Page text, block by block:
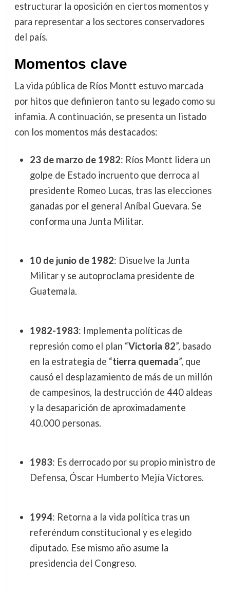
estructurar la oposición en ciertos momentos y
para representar a los sectores conservadores
del país.
Momentos clave
La vida pública de Ríos Montt estuvo marcada
por hitos que definieron tanto su legado como su
infamia. A continuación, se presenta un listado
con los momentos más destacados:
23 de marzo de 1982: Ríos Montt lidera un
golpe de Estado incruento que derroca al
presidente Romeo Lucas, tras las elecciones
ganadas por el general Aníbal Guevara. Se
conforma una Junta Militar.
10 de junio de 1982: Disuelve la Junta
Militar y se autoproclama presidente de
Guatemala.
1982-1983: Implementa políticas de
represión como el plan “Victoria 82”, basado
en la estrategia de “tierra quemada”, que
causó el desplazamiento de más de un millón
de campesinos, la destrucción de 440 aldeas
y la desaparición de aproximadamente
40.000 personas.
1983: Es derrocado por su propio ministro de
Defensa, Óscar Humberto Mejía Víctores.
1994: Retorna a la vida política tras un
referéndum constitucional y es elegido
diputado. Ese mismo año asume la
presidencia del Congreso.